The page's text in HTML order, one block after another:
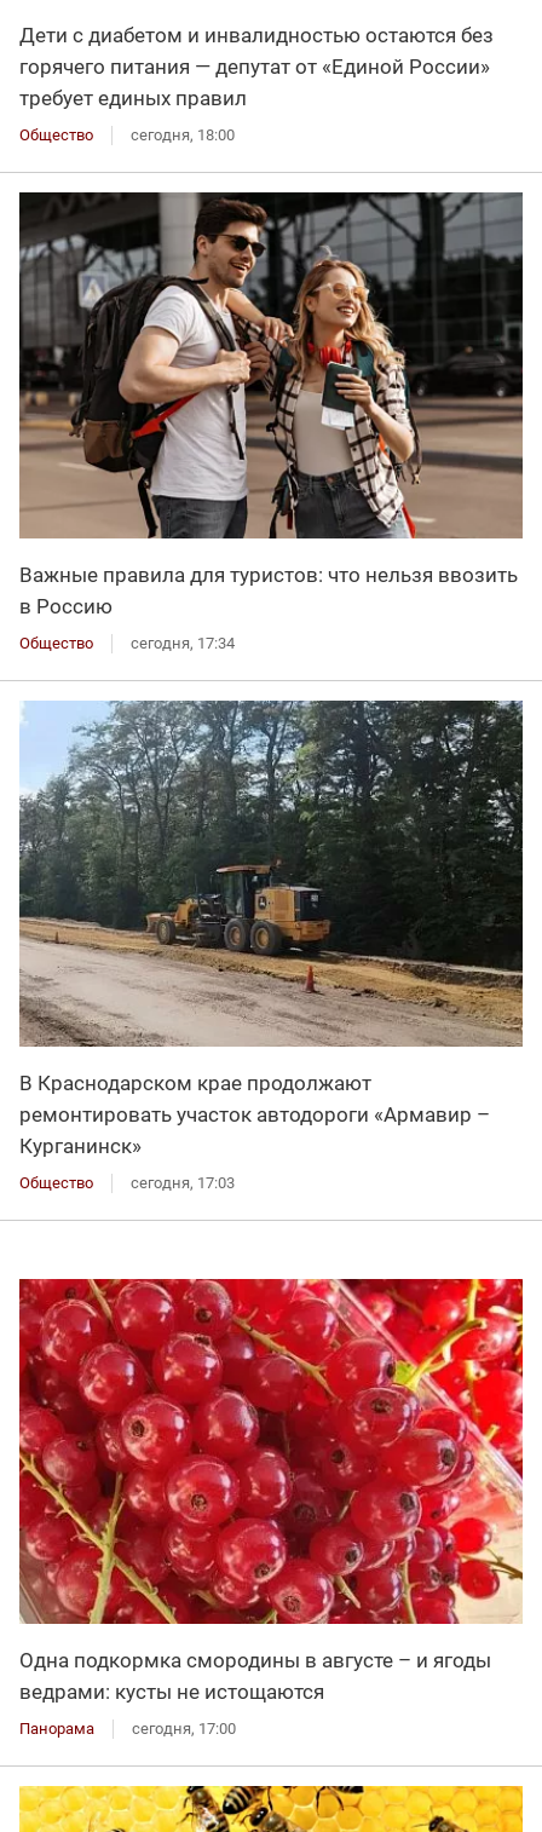
Дети с диабетом и инвалидностью остаются без
горячего питания — депутат от «Единой России»
требует единых правил
Общество сегодня, 18:00
Важные правила для туристов: что нельзя ввозить
в Россию
Общество сегодня, 17:34
В Краснодарском крае продолжают
ремонтировать участок автодороги «Армавир –
Курганинск»
Общество сегодня, 17:03
Одна подкормка смородины в августе – и ягоды
ведрами: кусты не истощаются
Панорама сегодня, 17:00